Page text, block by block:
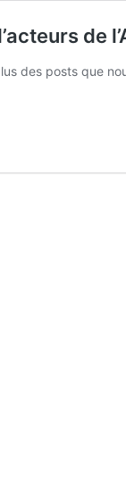
de
des posts que